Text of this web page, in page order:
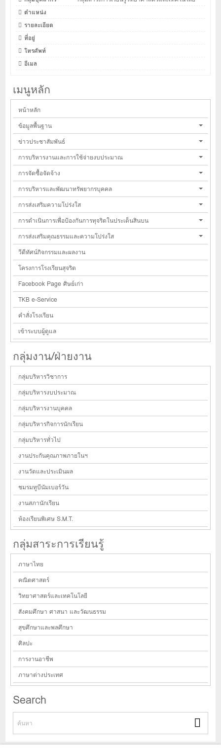
ตำแหน่ง
รายละเอียด
ที่อยู่
โทรศัพท์
อีเมล
เมนูหลัก
หน้าหลัก
ข้อมูลพื้นฐาน
ข่าวประชาสัมพันธ์
การบริหารงานและการใช้จ่ายงบประมาณ
การจัดซื้อจัดจ้าง
การบริหารและพัฒนาทรัพยากรบุคคล
การส่งเสริมความโปร่งใส
การดำเนินการเพื่อป้องกันการทุจริตในประเด็นสินบน
การส่งเสริมคุณธรรมและความโปร่งใส
วีดีทัศน์กิจกรรมและผลงาน
โครงการโรงเรียนสุจริต
Facebook Page ศิษย์เก่า
TKB e-Service
คำสั่งโรงเรียน
เข้าระบบผู้ดูแล
กลุ่มงาน/ฝ่ายงาน
กลุ่มบริหารวิชาการ
กลุ่มบริหารงบประมาณ
กลุ่มบริหารงานบุคคล
กลุ่มบริหารกิจการนักเรียน
กลุ่มบริหารทั่วไป
งานประกันคุณภาพภายในฯ
งานวัดและประเมินผล
ชมรมทูบีนัมเบอร์วัน
งานสภานักเรียน
ห้องเรียนพิเศษ S.M.T.
กลุ่มสาระการเรียนรู้
ภาษาไทย
คณิตศาสตร์
วิทยาศาสตร์และเทคโนโลยี
สังคมศึกษา ศาสนา และวัฒนธรรม
สุขศึกษาและพลศึกษา
ศิลปะ
การงานอาชีพ
ภาษาต่างประเทศ
Search